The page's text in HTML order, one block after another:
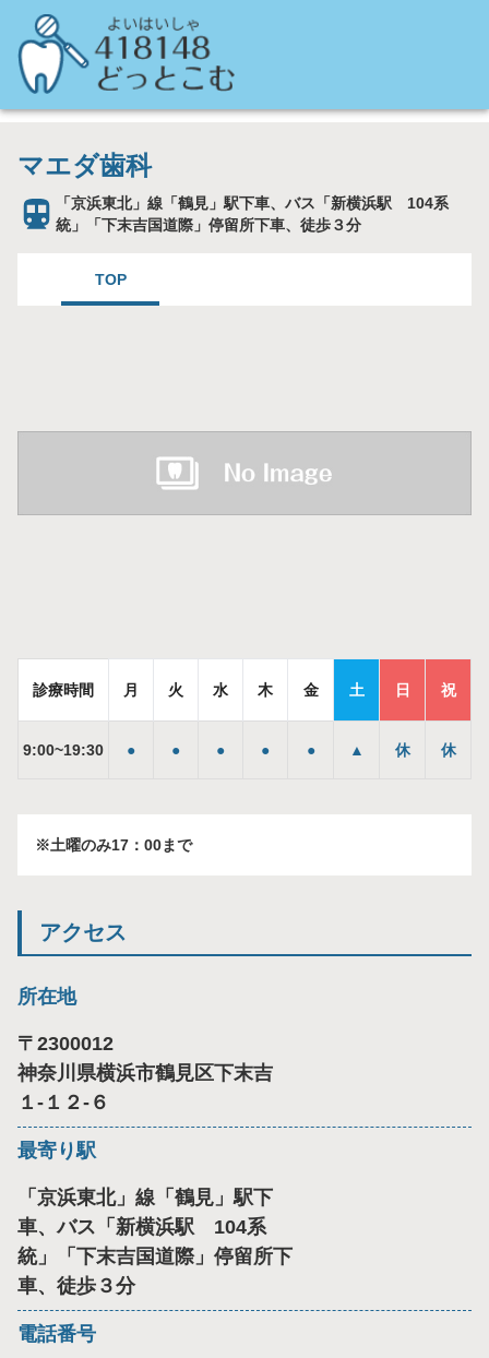
マエダ歯科
「京浜東北」線「鶴見」駅下車、バス「新横浜駅 104系
統」「下末吉国道際」停留所下車、徒歩３分
TOP
診療時間 月 火 水 木 金 土 日 祝
9:00~19:30 ● ● ● ● ● ▲ 休 休
※土曜のみ17：00まで
アクセス
所在地
〒 2300012
神奈川県横浜市鶴見区下末吉
１-１２-６
最寄り駅
「京浜東北」線「鶴見」駅下
車、バス「新横浜駅 104系
統」「下末吉国道際」停留所下
車、徒歩３分
電話番号